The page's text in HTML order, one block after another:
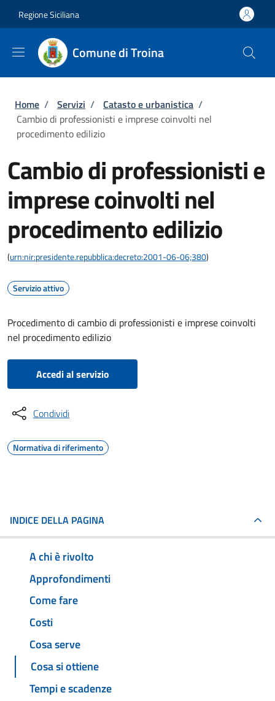
Regione Siciliana
Comune di Troina
Briciole di pane
Home / Servizi / Catasto e urbanistica /
Cambio di professionisti e imprese coinvolti nel
procedimento edilizio
Cambio di professionisti e
imprese coinvolti nel
procedimento edilizio
(urn:nir:presidente.repubblica:decreto:2001-06-06;380)
Servizio attivo
Procedimento di cambio di professionisti e imprese coinvolti
nel procedimento edilizio
Accedi al servizio
Condividi
Normativa di riferimento
INDICE DELLA PAGINA
A chi è rivolto
Approfondimenti
Come fare
Costi
Cosa serve
Cosa si ottiene
Tempi e scadenze